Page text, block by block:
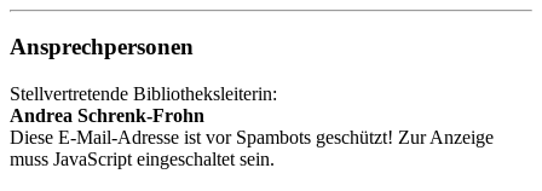
Ansprechpersonen
Stellvertretende Bibliotheksleiterin:
Andrea Schrenk-Frohn
Diese E-Mail-Adresse ist vor Spambots geschützt! Zur Anzeige
muss JavaScript eingeschaltet sein.